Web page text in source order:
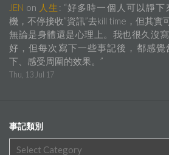
JEN on 人生 : “好多時一個人可以靜
機，不停接收”資訊”去kill time，但其實
無論是身體還是心理上。我也很久沒
好，但每次寫下一些事記後，都感
下、感受周圍的效果。 ”
Thu, 13 Jul 17
事記類別